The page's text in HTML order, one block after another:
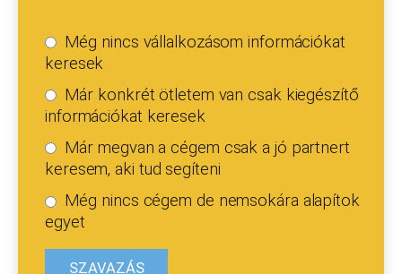
Még nincs vállalkozásom információkat
keresek
Már konkrét ötletem van csak kiegészítő
információkat keresek
Már megvan a cégem csak a jó partnert
keresem, aki tud segíteni
Még nincs cégem de nemsokára alapítok
egyet